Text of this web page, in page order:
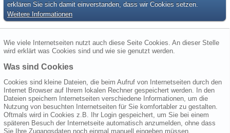
erklären Sie sich damit einverstanden, dass wir Cookies setzen.
Weitere Informationen
Wie viele Internetseiten nutzt auch diese Seite Cookies. An dieser Stelle
wird erklärt was Cookies sind und wie sie genutzt werden.
Was sind Cookies
Cookies sind kleine Dateien, die beim Aufruf von Internetseiten durch den
Internet Browser auf Ihrem lokalen Rechner gespeichert werden. In den
Dateien speichern Internetseiten verschiedene Informationen, um die
Nutzung von besuchten Internetseiten für Sie komfortabler zu gestalten.
Oftmals wird in Cookies z.B. Ihr Login gespeichert, um Sie bei einem
späteren Besuch der Internetseite automatisch anzumelden, ohne dass
Sie Ihre Zugangsdaten noch einmal manuell eingeben müssen.